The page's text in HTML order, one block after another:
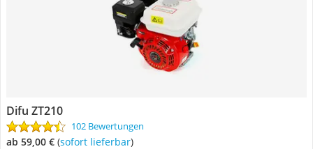
Difu ZT210
102 Bewertungen
ab 59,00 € ( Sofort lieferbar)